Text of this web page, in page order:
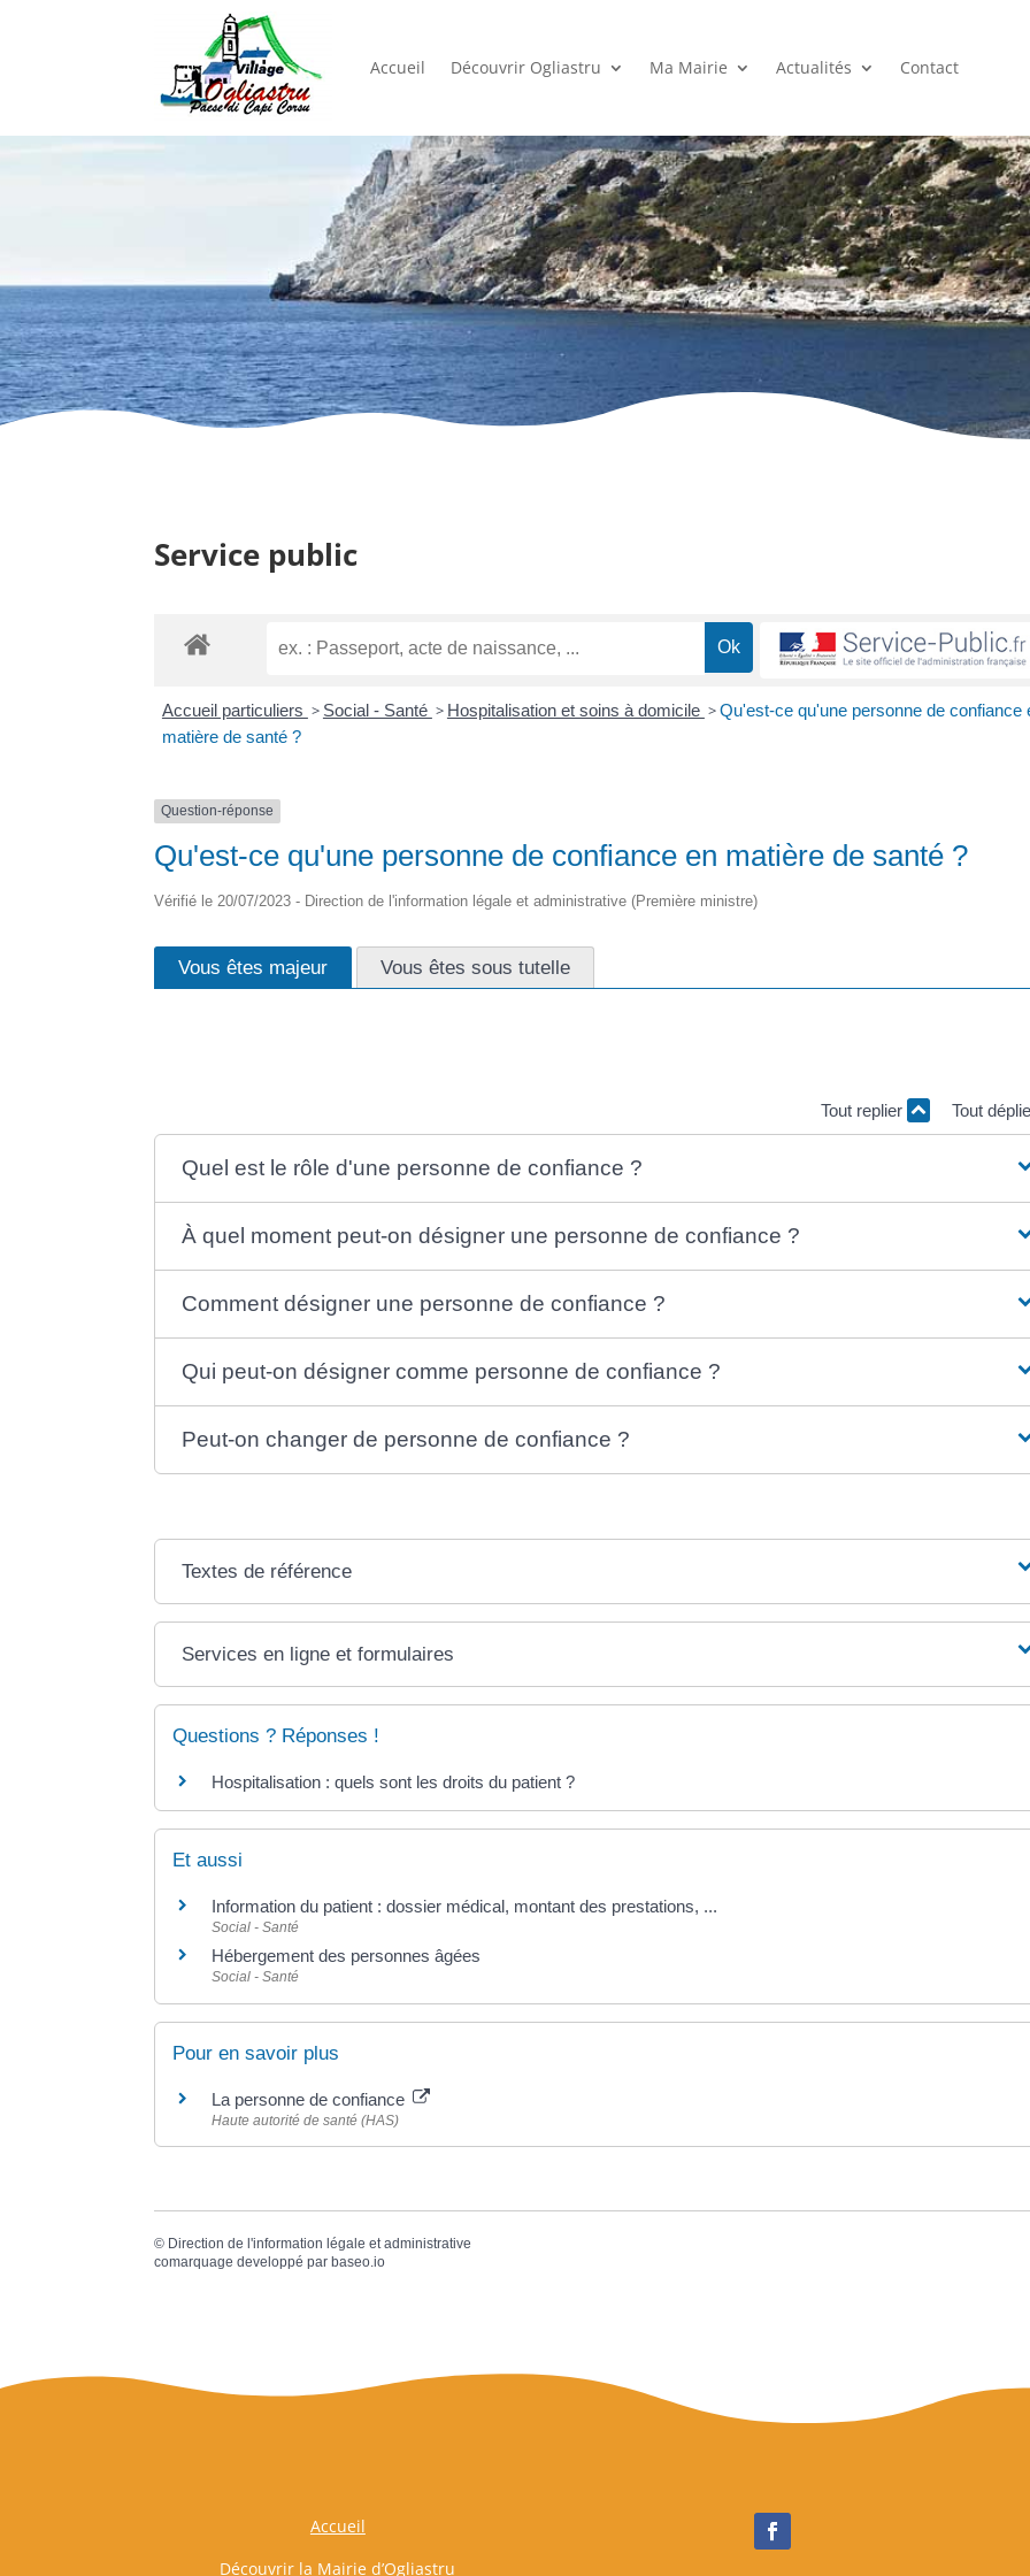
Accueil Découvrir Ogliastru Ma Mairie Actualités Contact
Service public
Accueil particuliers > Social - Santé > Hospitalisation et soins à domicile >Qu'est-ce qu'une personne de confiance
matière de santé ?
Question-réponse
Qu'est-ce qu'une personne de confiance en matière de santé ?
Vérifié le 20/07/2023 - Direction de l'information légale et administrative (Première ministre)
Vous êtes majeur Vous êtes sous tutelle
Tout replier
Tout
Quel est le rôle d'une personne de confiance ?
À quel moment peut-on désigner une personne de confiance ?
Comment désigner une personne de confiance ?
Qui peut-on désigner comme personne de confiance ?
Peut-on changer de personne de confiance ?
Textes de référence
Services en ligne et formulaires
Questions ? Réponses !
Hospitalisation : quels sont les droits du patient ?
Et aussi
Information du patient : dossier médical, montant des prestations, ...
Social - Santé
Hébergement des personnes âgées
Social - Santé
Pour en savoir plus
La personne de confiance
Haute autorité de santé (HAS)
© Direction de l'information légale et administrative
comarquage developpé par baseo.io
Accueil
Découvrir la Mairie d’Ogliastru